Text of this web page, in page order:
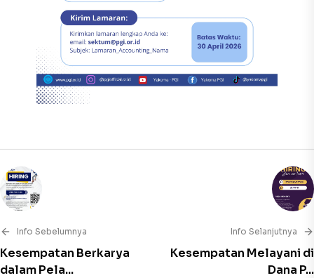
Info Sebelumnya
Kesempatan Berkarya
dalam Pela...
Info Selanjutnya
Kesempatan Melayani di
Dana P...